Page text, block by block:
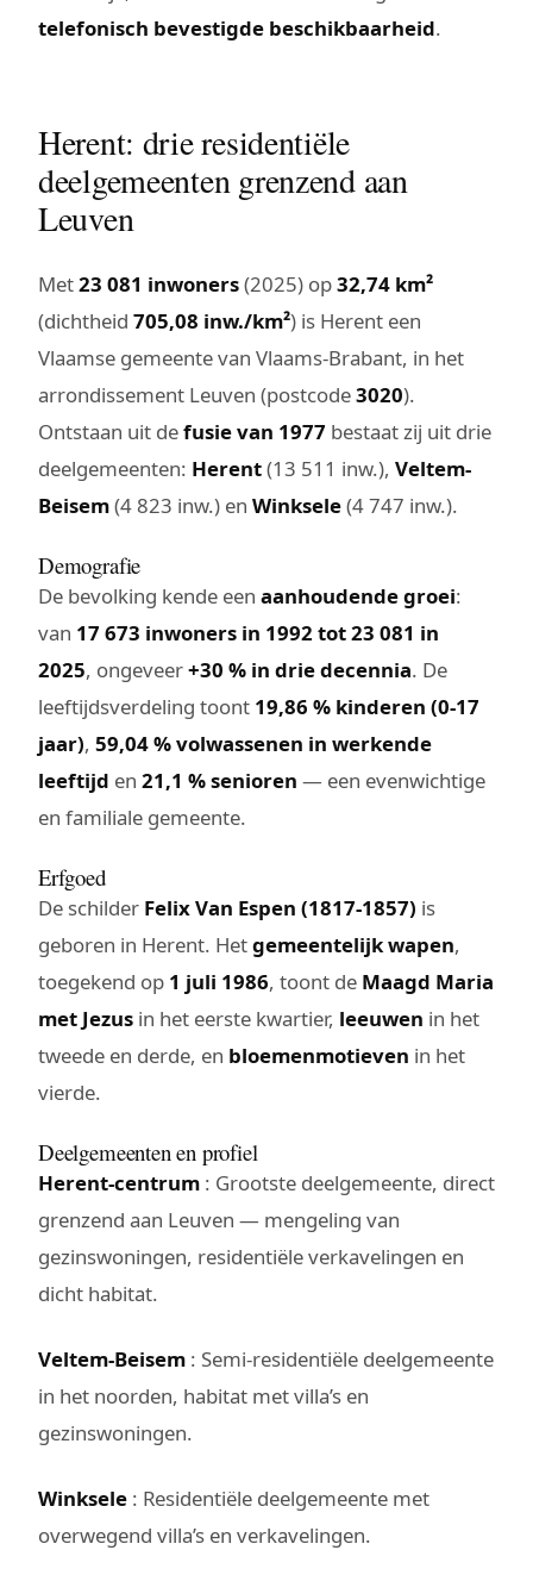
telefonisch bevestigde beschikbaarheid.
Herent: drie residentiële
deelgemeenten grenzend aan
Leuven
Met23 081 inwoners(2025) op32,74 km²
(dichtheid 705,08 inw./km²) is Herent een
Vlaamse gemeente van Vlaams-Brabant, in het
arrondissement Leuven (postcode3020).
Ontstaan uit defusie van 1977 bestaat zij uit drie
deelgemeenten: Herent(13 511 inw.), Veltem-
Beisem(4 823 inw.) en Winksele(4 747 inw.).
Demografie
De bevolking kende een aanhoudende groei:
van 17 673 inwoners in 1992 tot 23 081 in
2025, ongeveer+30 % in drie decennia. De
leeftijdsverdeling toont 19,86 % kinderen (0-17
jaar), 59,04 % volwassenen in werkende
leeftijd en 21,1 % senioren — een evenwichtige
en familiale gemeente.
Erfgoed
De schilder Felix Van Espen (1817-1857) is
geboren in Herent. Hetgemeentelijk wapen,
toegekend op 1 juli 1986, toont de Maagd Maria
met Jezus in het eerste kwartier, leeuwen in het
tweede en derde, en bloemenmotieven in het
vierde.
Deelgemeenten en profiel
Herent-centrum : Grootste deelgemeente, direct
grenzend aan Leuven — mengeling van
gezinswoningen, residentiële verkavelingen en
dicht habitat.
Veltem-Beisem : Semi-residentiële deelgemeente
in het noorden, habitat met villa’s en
gezinswoningen.
Winksele : Residentiële deelgemeente met
overwegend villa’s en verkavelingen.